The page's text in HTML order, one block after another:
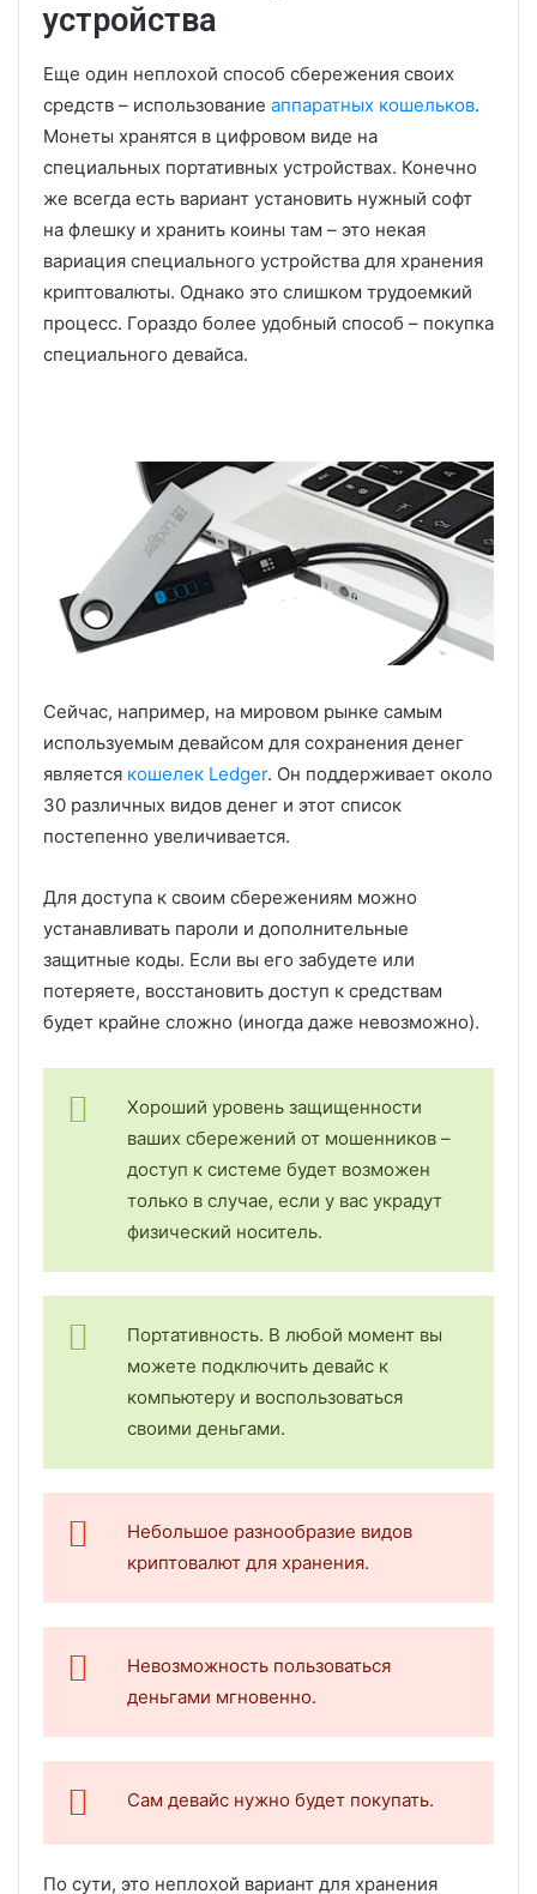
устройства
Еще один неплохой способ сбережения своих
средств – использование аппаратных кошельков.
Монеты хранятся в цифровом виде на
специальных портативных устройствах. Конечно
же всегда есть вариант установить нужный софт
на флешку и хранить коины там – это некая
вариация специального устройства для хранения
криптовалюты. Однако это слишком трудоемкий
процесс. Гораздо более удобный способ – покупка
специального девайса.
Сейчас, например, на мировом рынке самым
используемым девайсом для сохранения денег
является кошелек Ledger. Он поддерживает около
30 различных видов денег и этот список
постепенно увеличивается.
Для доступа к своим сбережениям можно
устанавливать пароли и дополнительные
защитные коды. Если вы его забудете или
потеряете, восстановить доступ к средствам
будет крайне сложно (иногда даже невозможно).
Хороший уровень защищенности
ваших сбережений от мошенников –
доступ к системе будет возможен
только в случае, если у вас украдут
физический носитель.
Портативность. В любой момент вы
можете подключить девайс к
компьютеру и воспользоваться
своими деньгами.
Небольшое разнообразие видов
криптовалют для хранения.
Невозможность пользоваться
деньгами мгновенно.
Сам девайс нужно будет покупать.
По сути, это неплохой вариант для хранения